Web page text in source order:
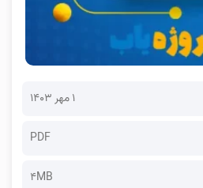
۱ مهر ۱۴۰۳
PDF
4MB